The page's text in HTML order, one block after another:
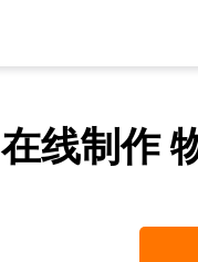
在线制作